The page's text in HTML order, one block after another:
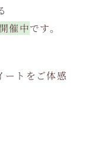
催中です。
ートをご体感